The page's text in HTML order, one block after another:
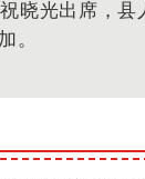
晓光出席，县
。